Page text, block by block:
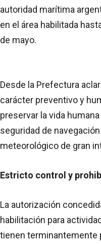
autoridad marítima
en el área habilitada
de mayo.
Desde la Prefectura
carácter preventivo y
preservar la vida
seguridad de
meteorológico de gran
Estricto control y
La autorización
habilitación para
tienen terminantemente